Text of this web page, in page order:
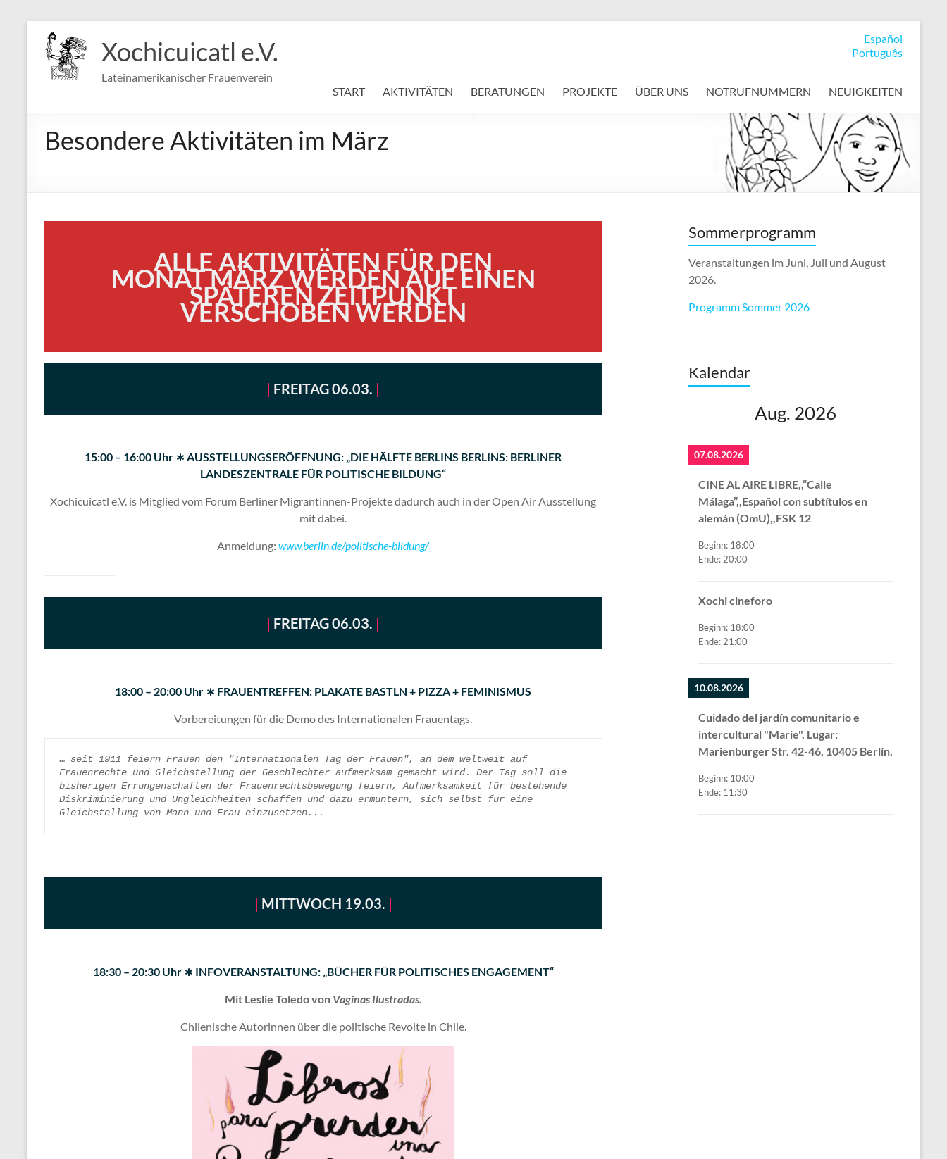
Inhalt
springen
Xochicuicatl e.V.
Lateinamerikanischer Frauenverein
Español
Português
START AKTIVITÄTEN BERATUNGEN PROJEKTE ÜBER UNS NOTRUFNUMMERN NEUIGKEITEN
Besondere Aktivitäten im März
ALLE AKTIVITÄTEN FÜR DEN
MONAT MÄRZ WERDEN AUF EINEN
SPÄTEREN ZEITPUNKT
VERSCHOBEN WERDEN
| FREITAG 06.03. |
15:00 – 16:00 Uhr ∗ AUSSTELLUNGSERÖFFNUNG: „DIE HÄLFTE BERLINS BERLINS: BERLINER
LANDESZENTRALE FÜR POLITISCHE BILDUNG“
Xochicuicatl e.V. is Mitglied vom Forum Berliner Migrantinnen-Projekte dadurch auch in der Open Air Ausstellung
mit dabei.
Anmeldung:www.berlin.de/politische-bildung/
| FREITAG 06.03. |
18:00 – 20:00 Uhr ∗ FRAUENTREFFEN: PLAKATE BASTLN + PIZZA + FEMINISMUS
Vorbereitungen für die Demo des Internationalen Frauentags.
… seit 1911 feiern Frauen den "Internationalen Tag der Frauen", an dem weltweit auf
Frauenrechte und Gleichstellung der Geschlechter aufmerksam gemacht wird. Der Tag soll die
bisherigen Errungenschaften der Frauenrechtsbewegung feiern, Aufmerksamkeit für bestehende
Diskriminierung und Ungleichheiten schaffen und dazu ermuntern, sich selbst für eine
Gleichstellung von Mann und Frau einzusetzen...
| MITTWOCH 19.03. |
18:30 – 20:30 Uhr ∗ INFOVERANSTALTUNG: „BÜCHER FÜR POLITISCHES ENGAGEMENT“
Mit Leslie Toledo von Vaginas Ilustradas.
Chilenische Autorinnen über die politische Revolte in Chile.
Sommerprogramm
Veranstaltungen im Juni, Juli und August
2026.
Programm Sommer 2026
Kalendar
Aug. 2026
07.08.2026
CINE AL AIRE LIBRE,,“Calle
Málaga”,,Español con subtítulos en
alemán (OmU),,FSK 12
Beginn: 18:00
Ende: 20:00
Xochi cineforo
Beginn: 18:00
Ende: 21:00
10.08.2026
Cuidado del jardín comunitario e
intercultural "Marie". Lugar:
Marienburger Str. 42-46, 10405 Berlín.
Beginn: 10:00
Ende: 11:30